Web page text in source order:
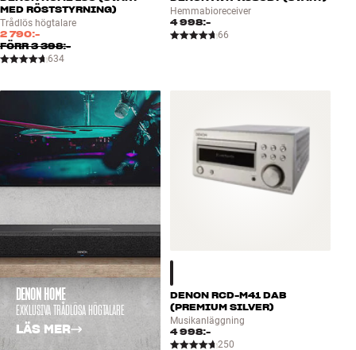
MED RÖSTSTYRNING)
Trådlös högtalare
2 790:-
FÖRR3 398:-
634
Hemmabioreceiver
4 998:-
66
DENON HOME
EXKLUSIVA TRÅDLÖSA HÖGTALARE
LÄS MER
DENON RCD-M41 DAB
(PREMIUM SILVER)
Musikanläggning
4 998:-
250